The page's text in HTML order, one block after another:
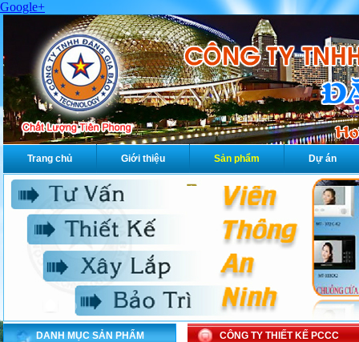
Google+
Trang chủ Giới thiệu Sản phẩm Dự án
DANH MỤC SẢN PHẨM CÔNG TY THIẾT KẾ PCCC